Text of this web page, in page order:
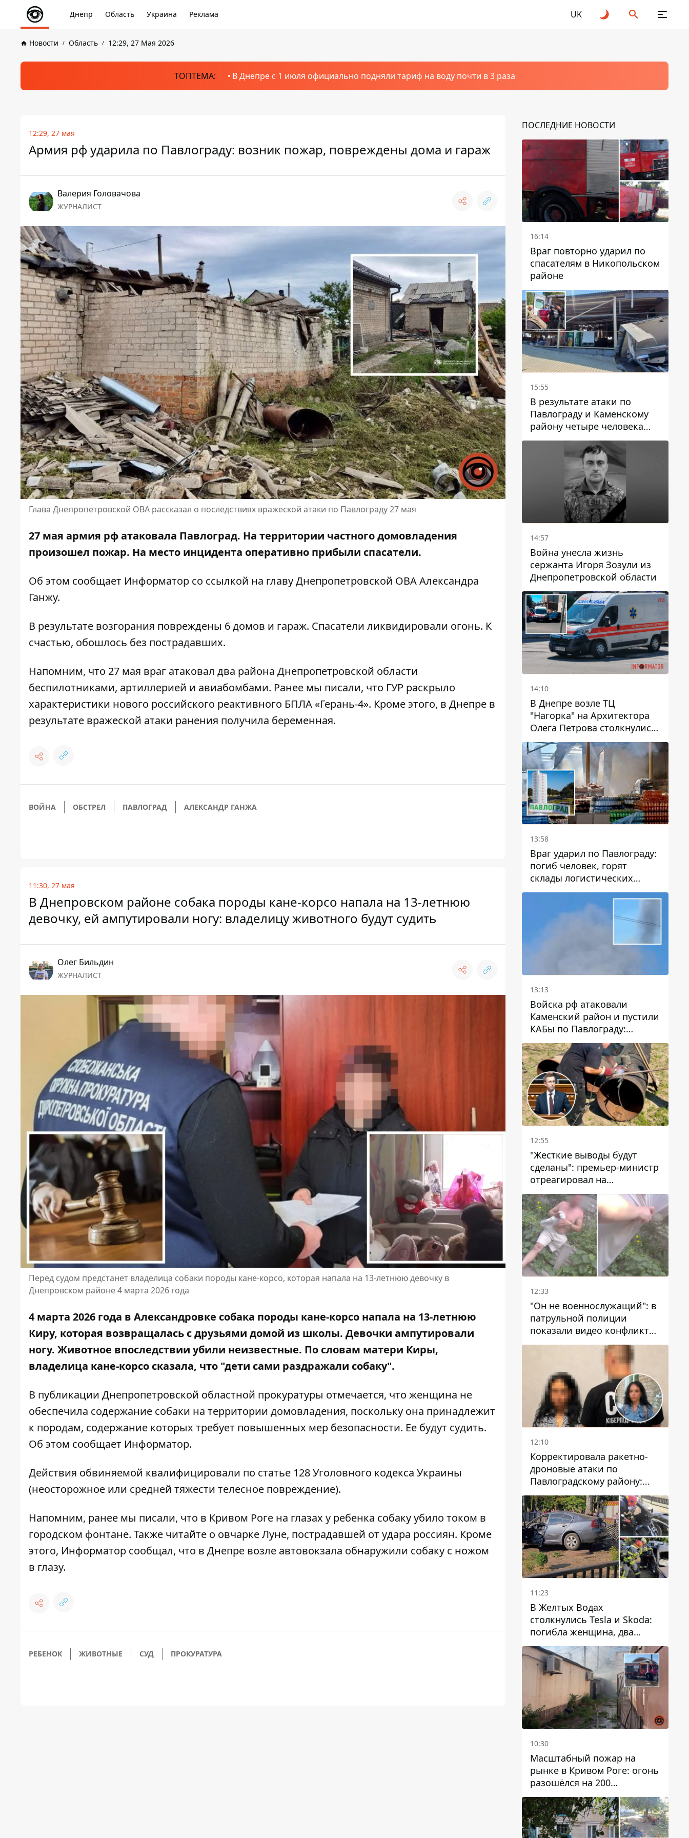
Днепр Область Украина Реклама UK
Новости Область 12:29, 27 Мая 2026
ТОПТЕМА: В Днепре с 1 июля официально подняли тариф на воду почти в 3 раза
12:29, 27 мая
Армия рф ударила по Павлограду: возник пожар, повреждены дома и гараж
Валерия Головачова
ЖУРНАЛИСТ
Глава Днепропетровской ОВА рассказал о последствиях вражеской атаки по Павлограду 27 мая
27 мая армия рф атаковала Павлоград. На территории частного домовладения
произошел пожар. На место инцидента оперативно прибыли спасатели.
Об этом сообщает Информатор со ссылкой на главу Днепропетровской ОВА Александра
Ганжу.
В результате возгорания повреждены 6 домов и гараж. Спасатели ликвидировали огонь. К
счастью, обошлось без пострадавших.
Напомним, что 27 мая враг атаковал два района Днепропетровской области
беспилотниками, артиллерией и авиабомбами. Ранее мы писали, что ГУР раскрыло
характеристики нового российского реактивного БПЛА «Герань-4». Кроме этого, в Днепре в
результате вражеской атаки ранения получила беременная.
ВОЙНА ОБСТРЕЛ ПАВЛОГРАД АЛЕКСАНДР ГАНЖА
11:30, 27 мая
В Днепровском районе собака породы кане-корсо напала на 13-летнюю
девочку, ей ампутировали ногу: владелицу животного будут судить
Олег Бильдин
ЖУРНАЛИСТ
Перед судом предстанет владелица собаки породы кане-корсо, которая напала на 13-летнюю девочку в
Днепровском районе 4 марта 2026 года
4 марта 2026 года в Александровке собака породы кане-корсо напала на 13-летнюю
Киру, которая возвращалась с друзьями домой из школы. Девочки ампутировали
ногу. Животное впоследствии убили неизвестные. По словам матери Киры,
владелица кане-корсо сказала, что "дети сами раздражали собаку".
В публикации Днепропетровской областной прокуратуры отмечается, что женщина не
обеспечила содержание собаки на территории домовладения, поскольку она принадлежит
к породам, содержание которых требует повышенных мер безопасности. Ее будут судить.
Об этом сообщает Информатор.
Действия обвиняемой квалифицировали по статье 128 Уголовного кодекса Украины
(неосторожное или средней тяжести телесное повреждение).
Напомним, ранее мы писали, что в Кривом Роге на глазах у ребенка собаку убило током в
городском фонтане. Также читайте о овчарке Луне, пострадавшей от удара россиян. Кроме
этого, Информатор сообщал, что в Днепре возле автовокзала обнаружили собаку с ножом
в глазу.
РЕБЕНОК ЖИВОТНЫЕ СУД ПРОКУРАТУРА
ПОСЛЕДНИЕ НОВОСТИ
16:14
Враг повторно ударил по
спасателям в Никопольском
районе
15:55
В результате атаки по
Павлограду и Каменскому
району четыре человека
погибли, семеро получили
ранения
14:57
Война унесла жизнь
сержанта Игоря Зозули из
Днепропетровской области
14:10
В Днепре возле ТЦ
"Нагорка" на Архитектора
Олега Петрова столкнулись
"скорая" и Toyota: трамваи
№5 задерживаются
13:58
Враг ударил по Павлограду:
погиб человек, горят
склады логистических
компаний и магазина
13:13
Войска рф атаковали
Каменский район и пустили
КАБы по Павлограду:
пострадал мужчина, в небо
поднимается столб дыма
12:55
"Жесткие выводы будут
сделаны": премьер-министр
отреагировал на
несколькодневное
отсутствие воды в Марганце
12:33
"Он не военнослужащий": в
патрульной полиции
показали видео конфликта
с мужчиной без ноги на
проспекте Поля в Днепре
12:10
Корректировала ракетно-
дроновые атаки по
Павлоградскому району:
задержали вражескую
агентку
11:23
В Желтых Водах
столкнулись Tesla и Skoda:
погибла женщина, два
человека пострадали
10:30
Масштабный пожар на
рынке в Кривом Роге: огонь
разошёлся на 200
квадратных метров